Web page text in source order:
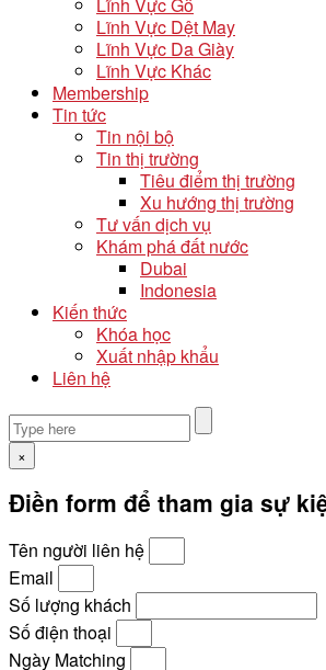
Lĩnh Vực Dệt May
Lĩnh Vực Da Giày
Lĩnh Vực Khác
Membership
Tin tức
Tin nội bộ
Tin thị trường
Tiêu điểm thị trường
Xu hướng thị trường
Tư vấn dịch vụ
Khám phá đất nước
Dubai
Indonesia
Kiến thức
Khóa học
Xuất nhập khẩu
Liên hệ
×
Điền form để tham gia sự
Tên người liên hệ
Email
Số lượng khách
Số điện thoại
Ngày Matching